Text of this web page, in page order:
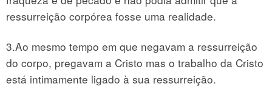
ressurreição corpórea fosse uma realidade.
3.Ao mesmo tempo em que negavam a ressurreição
do corpo, pregavam a Cristo mas o trabalho da Cristo
está intimamente ligado à sua ressurreição.